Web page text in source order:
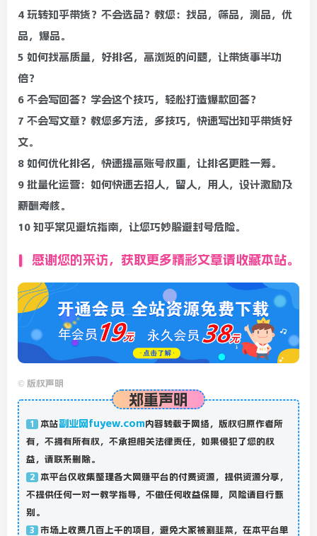
4 玩转知乎带货？不会选品？教您：找品，筛品，测品，优
品，爆品。
5 如何找高质量，好排名，高浏览的问题，让带货事半功
倍？
6 不会写回答？学会这个技巧，轻松打造爆款回答？
7 不会写文章？教您多方法，多技巧，快速写出知乎带货好
文。
8 如何优化排名，快速提高账号权重，让排名更胜一筹。
9 批量化运营：如何快速去招人，留人，用人，设计激励及
薪酬考核。
10 知乎常见避坑指南，让您巧妙躲避封号危险。
感谢您的来访，获取更多精彩文章请收藏本站。
© 版权声明
郑重声明
1 本站副业网fuyew.com内容转载于网络，版权归原作者所
有，不拥有所有权，不承担相关法律责任，如果侵犯了您的权
益，请联系删除。
2
本平台仅收集整理各大网赚平台的付费资源，提供资源分享，
不提供任何一对一教学指导，不做任何收益保障，风险请自行甄
别。
3
市场上收费几百上千的项目，避免大家被割韭菜，在本平台单